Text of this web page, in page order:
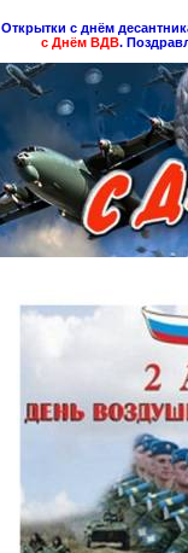
Открытки с днём
с Днём ВДВ.